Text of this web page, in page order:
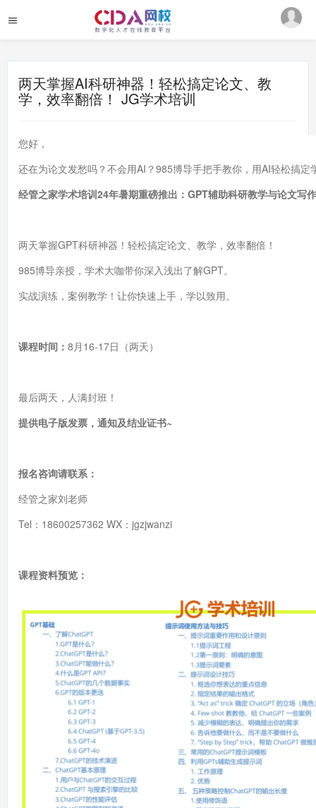
两天掌握AI科研神器！轻松搞定论文、教
学，效率翻倍！ JG学术培训
您好，
还在为论文发愁吗？不会用AI？985博导手把手教你，用AI轻松搞
经管之家学术培训24年暑期重磅推出：GPT辅助科研教学与论文写
两天掌握GPT科研神器！轻松搞定论文、教学，效率翻倍！
985博导亲授，学术大咖带你深入浅出了解GPT。
实战演练，案例教学！让你快速上手，学以致用。
课程时间： 8月16-17日（两天）
最后两天，人满封班！
提供电子版发票，通知及结业证书~
报名咨询请联系：
经管之家刘老师
Tel：18600257362 WX：jgzjwanzi
课程资料预览：